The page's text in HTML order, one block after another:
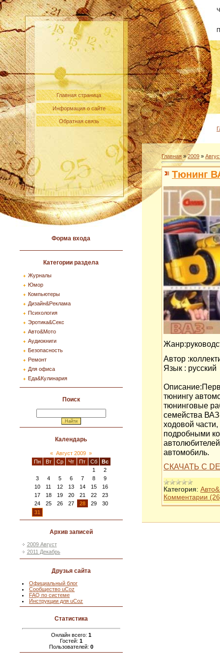
Главная страница
Информация о сайте
Обратная связь
Форма входа
Категории раздела
Журналы
Юмор
Компьютеры
Дизайн&Реклама
Психология
Эротика&Секс
Авто&Мото
Аудиокниги
Безопасность
Ремонт
Для офиса
Еда&Кулинария
Поиск
Календарь
« Август 2009 »
Пн
Вт Ср Чт Пт Сб
Вс
1
2
3
4 5 6 7 8
9
10
11 12 13 14 15
16
17
18 19 20 21 22
23
24
25 26 27 28 29
30
31
Архив записей
2009 Август
2011 Декабрь
Друзья сайта
Официальный блог
Сообщество uCoz
FAQ по системе
Инструкции для uCoz
Статистика
Онлайн всего: 1
Гостей: 1
Пользователей: 0
Главная »2009 »
Тюнинг
Автор
Язык : русский
тюнингу
тюнинговые
семейства
ходовой
подробными
автомобиль.
СКАЧАТЬ С
Категория:
Комментарии